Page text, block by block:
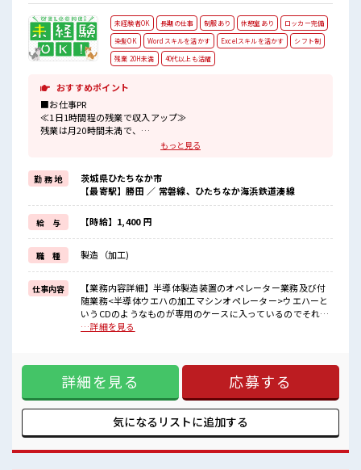
未経験者OK 長期の仕事 制服あり 休憩室あり
ロッカー完備
染髪OK
Wordスキルを活かす Excelスキルを活かす
シフト制
残業 20H未満
40代以上も活躍
おすすめポイント
■お仕事PR
≪1日1時間程の残業で収入アップ≫
残業は月20時間未満で、
明るすぎたり奇抜でなければ基本的に自由！
(規定有)制服があると毎日の服選びに悩まずOK♪
≪未経験OKの仕事≫
新しいことにチャレンジするのは不安だけど、
しっかり働く環境が整っています！
イチからスキルUP・ステップUP目指していきましょう！
≪様々なお仕事をご提案≫
一人で悩まず気軽に相談できる、
派遣のお仕事です！
■職場の雰囲気
髪型にこだわりのあるアナタは必見！
髪型自由な職場！
安心してお仕事に集中♪
もっと見る
勤 務 地
茨城県ひたちなか市
【最寄駅】勝田 ／ 常磐線、ひたちなか海浜鉄道湊線
給 与 【時給】1,400 円
職 種 製造（加工)
仕事内容
【業務内容詳細】半導体製造装置のオペレーター業務及び付
随業務<半導体ウエハの加工マシンオペレーター>ウエハーと
いうCDのようなものが専用のケースに入っているのでそれを
所定の位置にセットして機械操作をしていただきます。その
です。【取扱製品情報】半導体製造装置 ■お仕事PR ≪1日1時
間程の残業で収入アップ≫ 残業は月20時間未満で、 ほどよく
稼げます♪ ≪髪色自由で自分らしく働く≫ 明るすぎたり奇抜
でなければ基本的に自由！ (規定有)制服があると毎日の服選
びに悩まずOK♪ ≪未経験OKの仕事≫ 新しいことにチャレン
ジするのは不安だけど、 しっかり働く環境が整っています！
様々なお仕事をご提案≫ 一人で悩まず気軽に相談できる、 派
…詳細を見る
詳細を見る 応募する
気になるリストに追加する